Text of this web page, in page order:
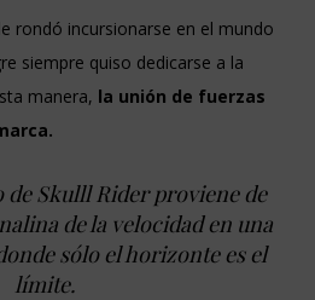
rondó incursionarse en el mundo
siempre quiso dedicarse a la
manera, la unión de fuerzas
deSkulll Riderproviene de
de la velocidad en una
sólo el horizonte es el
límite.